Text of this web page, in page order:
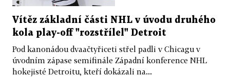
Vítěz základní části NHL v úvodu druhého
kola play-off "rozstřílel" Detroit
Pod kanonádou dvaačtyřiceti střel padli v Chicagu v
úvodním zápase semifinále Západní konference NHL
hokejisté Detroitu, kteří dokázali na...